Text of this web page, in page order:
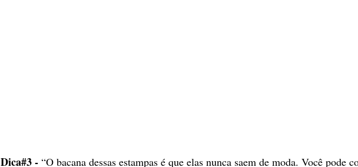
Dica#3 - “O bacana dessas estampas é que elas nunca saem de moda. Você pode